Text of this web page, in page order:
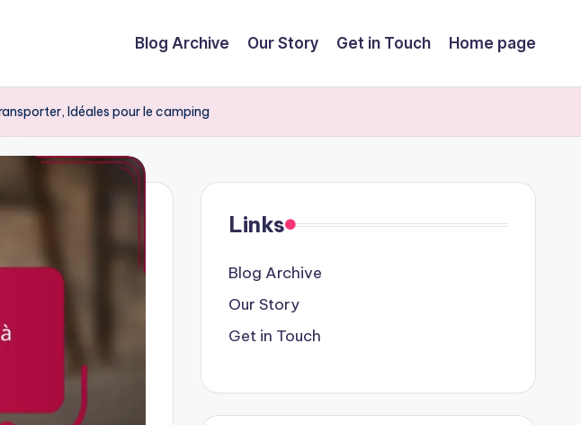
Blog Archive Our Story Get in Touch Home page
Idéales pour le camping
Links
Blog Archive
Our Story
Get in Touch